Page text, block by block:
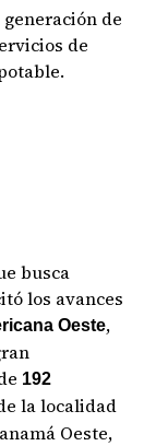
de
de
busca
los avances
Oeste,
192
la localidad
Oeste,